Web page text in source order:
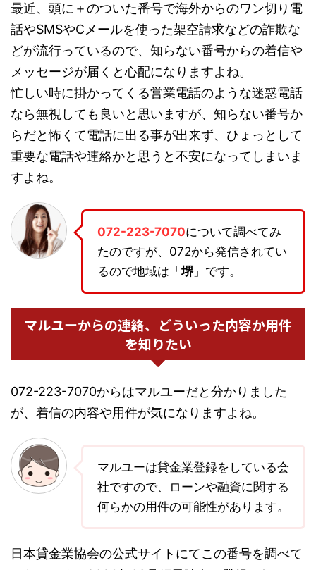
最近、頭に＋のついた番号で海外からのワン切り電
話やSMSやCメールを使った架空請求などの詐欺な
どが流行っているので、知らない番号からの着信や
メッセージが届くと心配になりますよね。
忙しい時に掛かってくる営業電話のような迷惑電話
なら無視しても良いと思いますが、知らない番号か
らだと怖くて電話に出る事が出来ず、ひょっとして
重要な電話や連絡かと思うと不安になってしまいま
すよね。
072-223-7070について調べてみ
たのですが、072から発信されてい
るので地域は「 堺」です。
マルユーからの連絡、どういった内容か用件
を知りたい
072-223-7070からはマルユーだと分かりました
が、着信の内容や用件が気になりますよね。
マルユーは貸金業登録をしている会
社ですので、ローンや融資に関する
何らかの用件の可能性があります。
日本貸金業協会の公式サイトにてこの番号を調べて